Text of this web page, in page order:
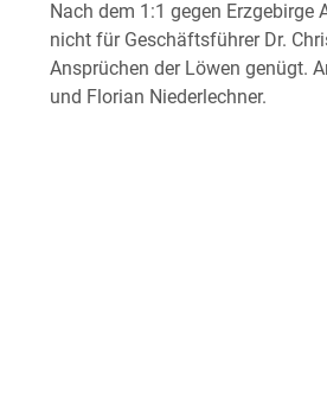
Nach dem 1:1 gegen
nicht für Geschäftsführer Dr.
Ansprüchen der Löwen genügt.
und Florian Niederlechner.